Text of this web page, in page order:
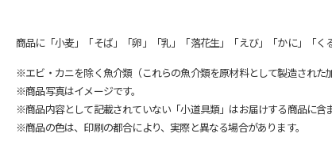
商品に「小麦」「そば」「卵」「乳」「落花生」「えび」「かに」「
※エビ・カニを除く魚介類（これらの魚介類を原材料として製造され
※商品写真はイメージです。
※商品内容として記載されていない「小道具類」はお届けする商品に含
※商品の色は、印刷の都合により、実際と異なる場合があります。